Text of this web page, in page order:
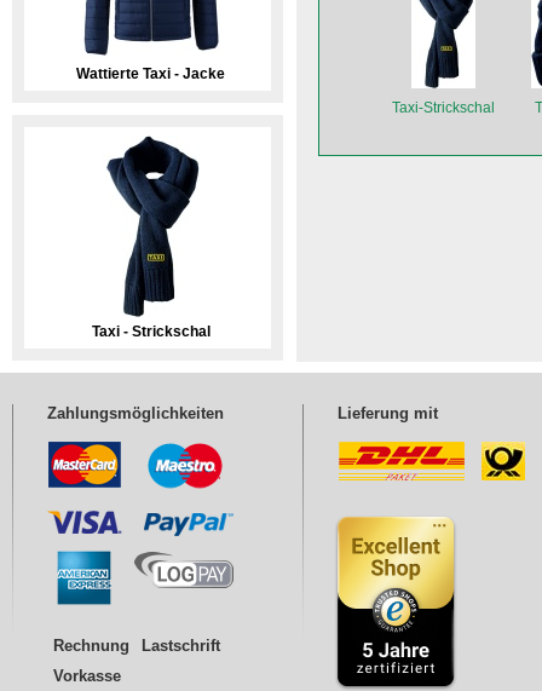
Wattierte Taxi - Jacke
Taxi - Strickschal
Taxi-Strickschal
Zahlungsmöglichkeiten
Rechnung
Lastschrift
Vorkasse
Lieferung mit